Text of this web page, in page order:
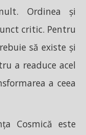
Ordinea și
critic. Pentru
să existe și
a readuce acel
a ceea
Cosmică este